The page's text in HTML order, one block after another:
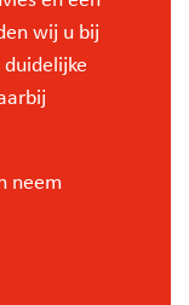
wij u bij
neem